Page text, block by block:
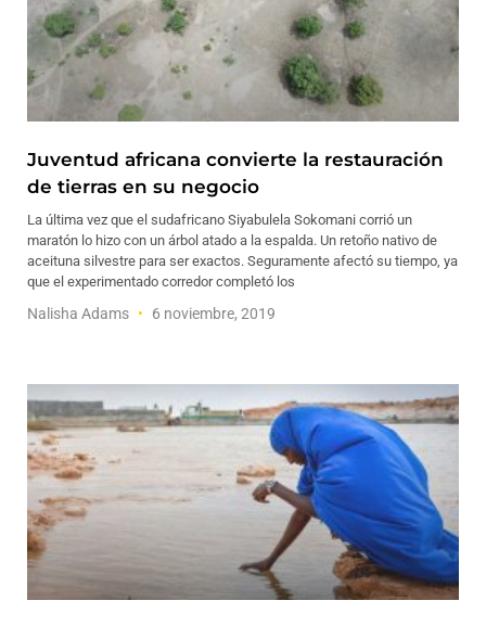
Juventud africana convierte la restauración
de tierras en su negocio
La última vez que el sudafricano Siyabulela Sokomani corrió un
maratón lo hizo con un árbol atado a la espalda. Un retoño nativo de
aceituna silvestre para ser exactos. Seguramente afectó su tiempo, ya
que el experimentado corredor completó los
Nalisha Adams 6 noviembre, 2019